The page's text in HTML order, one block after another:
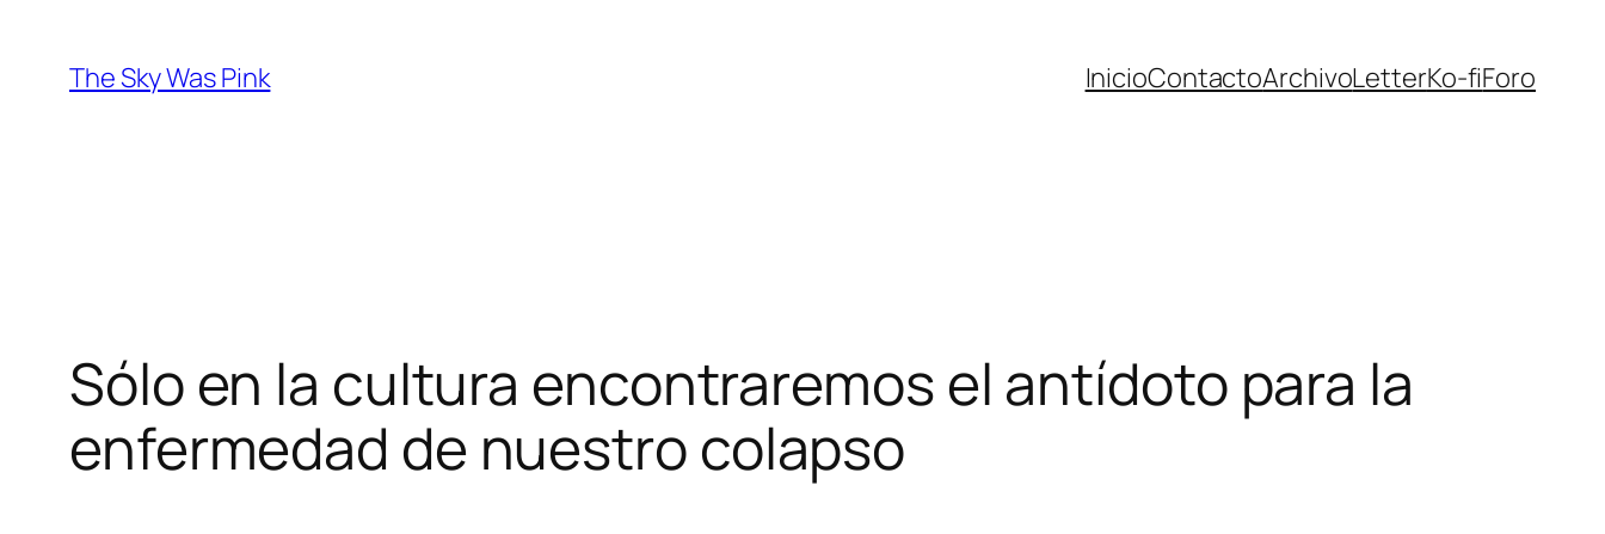
contenido
The Sky Was Pink InicioContactoArchivoLetterKo-fiForo
Sólo en la cultura encontraremos el antídoto para la
enfermedad de nuestro colapso